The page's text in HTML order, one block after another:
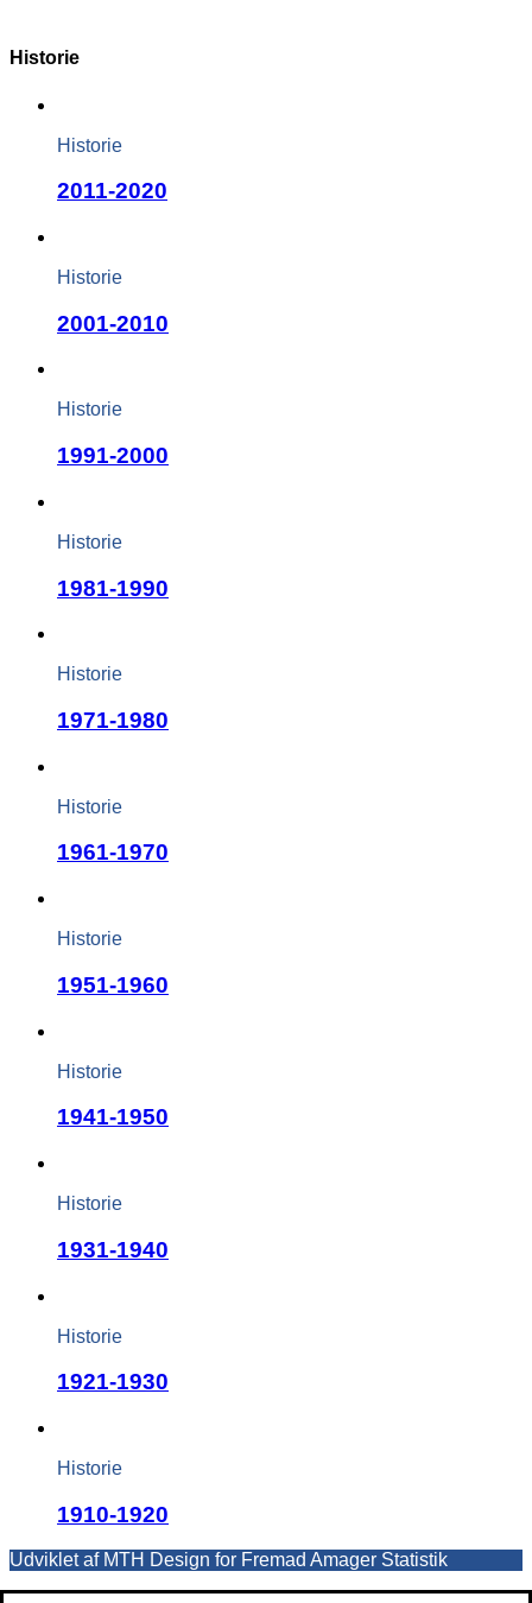
Historie
Historie
2011-2020
Historie
2001-2010
Historie
1991-2000
Historie
1981-1990
Historie
1971-1980
Historie
1961-1970
Historie
1951-1960
Historie
1941-1950
Historie
1931-1940
Historie
1921-1930
Historie
1910-1920
Udviklet af MTH Design for Fremad Amager Statistik